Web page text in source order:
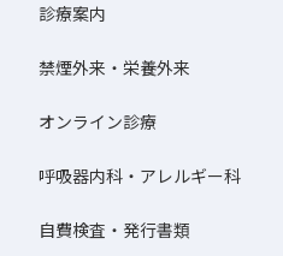
診療案内
禁煙外来・栄養外来
オンライン診療
呼吸器内科・アレルギー科
自費検査・発行書類